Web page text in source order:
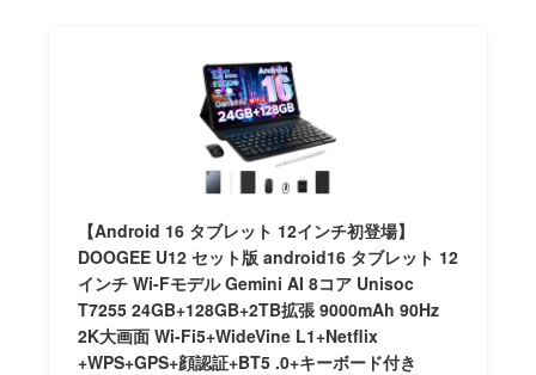
【Android 16 タブレット 12インチ初登場】
DOOGEE U12 セット版 android16 タブレット 12
インチ Wi-Fモデル Gemini AI 8コア Unisoc
T7255 24GB+128GB+2TB拡張 9000mAh 90Hz
2K大画面 Wi-Fi5+WideVine L1+Netflix
+WPS+GPS+顔認証+BT5 .0+キーボード付き